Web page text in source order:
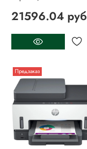
21596.04 руб
Предзаказ